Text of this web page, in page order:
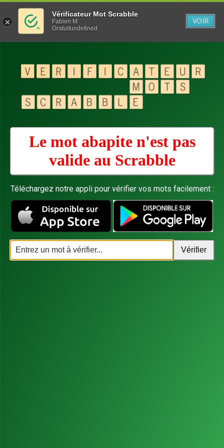
Le mot abapite n'est pas
valide au Scrabble
Téléchargez notre appli pour vérifier vos mots facilement :
Vérificateur Mot Scrabble
Fabien M
Gratuitundefined
VOIR